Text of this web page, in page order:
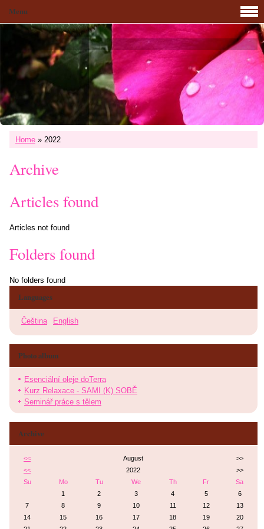
Home » 2022
Archive
Articles found
Articles not found
Folders found
No folders found
Languages
Čeština English
Menu
Photo album
Esenciální oleje doTerra
Kurz Relaxace - SAMI (K) SOBĚ
Seminář práce s tělem
Archive
<< August
>>
<<
2022
>>
Su
Mo Tu We Th Fr
Sa
1
2 3 4 5
6
7
8 9 10 11 12
13
14
15 16 17 18 19
20